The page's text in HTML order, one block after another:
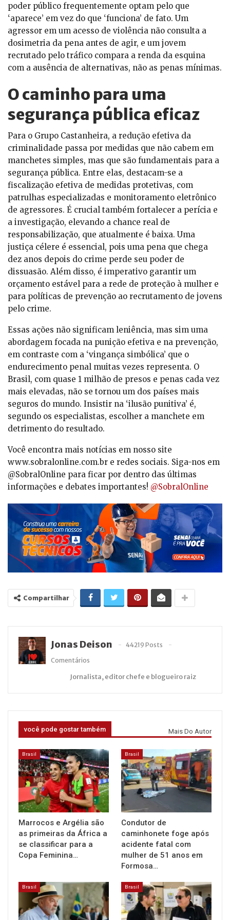
poder público frequentemente optam pelo que
‘aparece’ em vez do que ‘funciona’ de fato. Um
agressor em um acesso de violência não consulta a
dosimetria da pena antes de agir, e um jovem
recrutado pelo tráfico compara a renda da esquina
com a ausência de alternativas, não as penas mínimas.
O caminho para uma
segurança pública eficaz
Para o Grupo Castanheira, a redução efetiva da
criminalidade passa por medidas que não cabem em
manchetes simples, mas que são fundamentais para a
segurança pública. Entre elas, destacam-se a
fiscalização efetiva de medidas protetivas, com
patrulhas especializadas e monitoramento eletrônico
de agressores. É crucial também fortalecer a perícia e
a investigação, elevando a chance real de
responsabilização, que atualmente é baixa. Uma
justiça célere é essencial, pois uma pena que chega
dez anos depois do crime perde seu poder de
dissuasão. Além disso, é imperativo garantir um
orçamento estável para a rede de proteção à mulher e
para políticas de prevenção ao recrutamento de jovens
pelo crime.
Essas ações não significam leniência, mas sim uma
abordagem focada na punição efetiva e na prevenção,
em contraste com a ‘vingança simbólica’ que o
endurecimento penal muitas vezes representa. O
Brasil, com quase 1 milhão de presos e penas cada vez
mais elevadas, não se tornou um dos países mais
seguros do mundo. Insistir na ‘ilusão punitiva’ é,
segundo os especialistas, escolher a manchete em
detrimento do resultado.
Você encontra mais notícias em nosso site
www.sobralonline.com.br e redes sociais. Siga-nos em
@SobralOnline para ficar por dentro das últimas
informações e debates importantes! @SobralOnline
Compartilhar
Jonas Deison
44219 Posts
Comentários
Jornalista, editor chefe e blogueiro raiz
você pode gostar também Mais Do Autor
Brasil
Marrocos e Argélia são
as primeiras da África a
se classificar para a
Copa Feminina…
Brasil
Condutor de
caminhonete foge após
acidente fatal com
mulher de 51 anos em
Formosa…
Brasil Brasil